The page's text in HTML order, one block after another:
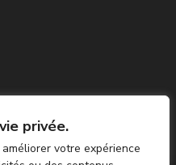
privée.
votre expérience